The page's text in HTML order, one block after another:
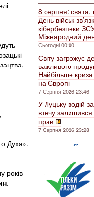
,
Духа».
років
.
8 серпня: свята,
День військ
кібербезпеки
Міжнародний
Сьогодні 00:00
Світу загрожує
важливого
Найбільше криза
на Європі
7 Серпня 2026 23:46
У Луцьку водій
втечу залишився
прав
7 Серпня 2026 23:28